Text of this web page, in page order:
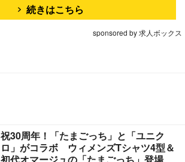
続きはこちら
sponsored by 求人ボックス
祝30周年！「たまごっち」と「ユニク
ロ」がコラボ ウィメンズTシャツ4型＆